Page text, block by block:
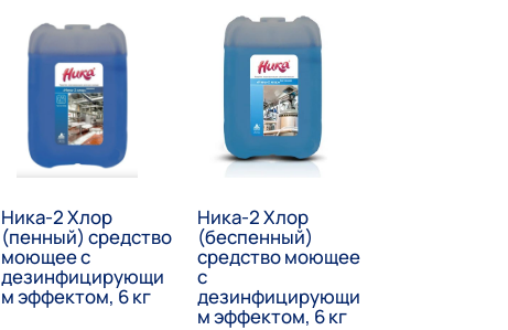
Ника-2 Хлор
(пенный) средство
моющее с
дезинфицирующи
м эффектом, 6 кг
Ника-2 Хлор
(беспенный)
средство моющее
с
дезинфицирующи
м эффектом, 6 кг